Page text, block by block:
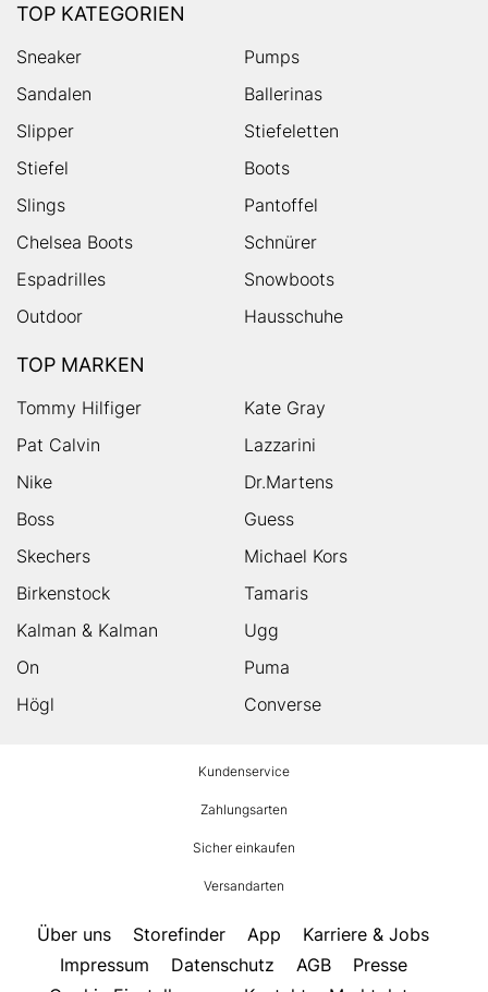
TOP KATEGORIEN
Sneaker
Pumps
Sandalen
Ballerinas
Slipper
Stiefeletten
Stiefel
Boots
Slings
Pantoffel
Chelsea Boots
Schnürer
Espadrilles
Snowboots
Outdoor
Hausschuhe
TOP MARKEN
Tommy Hilfiger
Kate Gray
Pat Calvin
Lazzarini
Nike
Dr.Martens
Boss
Guess
Skechers
Michael Kors
Birkenstock
Tamaris
Kalman & Kalman
Ugg
On
Puma
Högl
Converse
Kundenservice
Zahlungsarten
Sicher einkaufen
Versandarten
Über uns Storefinder App
Karriere & Jobs
Impressum
Datenschutz AGB
Presse